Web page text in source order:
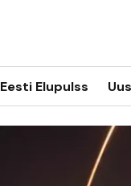
Eesti Elupulss